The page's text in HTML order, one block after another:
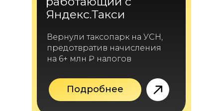
Яндекс.Такси
Вернули таксопарк на УСН,
предотвратив начисления
на 6+ млн ₽ налогов
Подробнее